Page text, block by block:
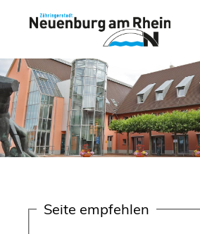
Seite empfehlen